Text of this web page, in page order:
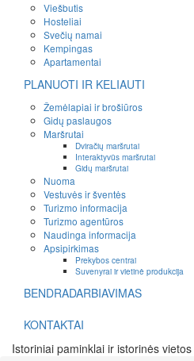
Viešbutis
Hosteliai
Svečių namai
Kempingas
Apartamentai
PLANUOTI IR KELIAUTI
Žemėlapiai ir brošiūros
Gidų paslaugos
Maršrutai
Dviračių maršrutai
Interaktyvūs maršrutai
Gidų maršrutai
Nuoma
Vestuvės ir šventės
Turizmo informacija
Turizmo agentūros
Naudinga informacija
Apsipirkimas
Prekybos centrai
Suvenyrai ir vietinė produkcija
BENDRADARBIAVIMAS
KONTAKTAI
Istoriniai paminklai ir istorinės vietos